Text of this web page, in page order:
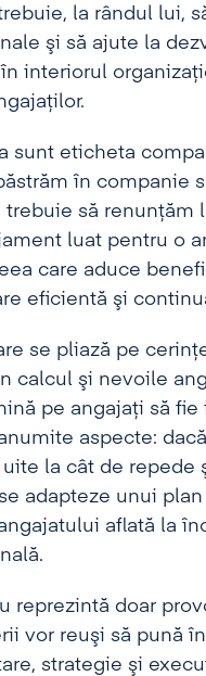
la rândul lui,
şi să ajute la
interiorul
sunt eticheta
în companie
să renunţăm
luat pentru o
care aduce
eficientă şi
se pliază pe
calcul şi nevoile
pe angajaţi să
aspecte:
la cât de repede
adapteze unui
aflată la
reprezintă doar
vor reuşi să pună
strategie şi